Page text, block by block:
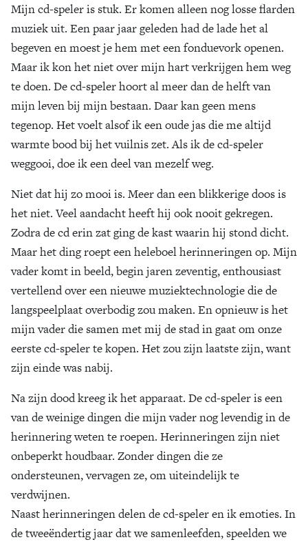
Zoek
Mijn cd-speler is stuk. Er komen alleen nog losse flarden
muziek uit. Een paar jaar geleden had de lade het al
begeven en moest je hem met een fonduevork openen.
Maar ik kon het niet over mijn hart verkrijgen hem weg
te doen. De cd-speler hoort al meer dan de helft van
mijn leven bij mijn bestaan. Daar kan geen mens
tegenop. Het voelt alsof ik een oude jas die me altijd
warmte bood bij het vuilnis zet. Als ik de cd-speler
weggooi, doe ik een deel van mezelf weg.
Niet dat hij zo mooi is. Meer dan een blikkerige doos is
het niet. Veel aandacht heeft hij ook nooit gekregen.
Zodra de cd erin zat ging de kast waarin hij stond dicht.
Maar het ding roept een heleboel herinneringen op. Mijn
vader komt in beeld, begin jaren zeventig, enthousiast
vertellend over een nieuwe muziektechnologie die de
langspeelplaat overbodig zou maken. En opnieuw is het
mijn vader die samen met mij de stad in gaat om onze
eerste cd-speler te kopen. Het zou zijn laatste zijn, want
zijn einde was nabij.
Na zijn dood kreeg ik het apparaat. De cd-speler is een
van de weinige dingen die mijn vader nog levendig in de
herinnering weten te roepen. Herinneringen zijn niet
onbeperkt houdbaar. Zonder dingen die ze
ondersteunen, vervagen ze, om uiteindelijk te
verdwijnen.
Naast herinneringen delen de cd-speler en ik emoties. In
de tweeëndertig jaar dat we samenleefden, speelden we